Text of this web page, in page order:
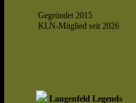
Gegründet 2015
KLN-Mitglied seit 2026
Langenfeld Legends